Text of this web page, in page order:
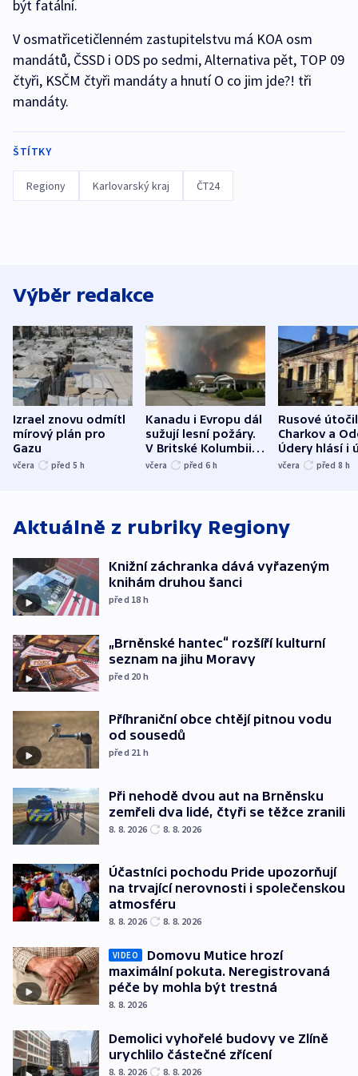
být fatální.
V osmatřicetičlenném zastupitelstvu má KOA osm
mandátů, ČSSD i ODS po sedmi, Alternativa pět, TOP 09
čtyři, KSČM čtyři mandáty a hnutí O co jim jde?! tři
mandáty.
ŠTÍTKY
Regiony Karlovarský kraj ČT24
Výběr redakce
Izrael znovu odmítl
mírový plán pro
Gazu
včera před 5 h
Kanadu i Evropu dál
sužují lesní požáry.
V Britské Kolumbii
evakuovali tisíce lidí
včera před 6 h
Rusové
Charkov a
Údery hlásí i
Bělgorodu
včera před 8 h
Aktuálně z rubriky Regiony
Knižní záchranka dává vyřazeným
knihám druhou šanci
před 18 h
„Brněnské hantec“ rozšíří kulturní
seznam na jihu Moravy
před 20 h
Příhraniční obce chtějí pitnou vodu
od sousedů
před 21 h
Při nehodě dvou aut na Brněnsku
zemřeli dva lidé, čtyři se těžce zranili
8. 8. 2026 8. 8. 2026
Účastníci pochodu Pride upozorňují
na trvající nerovnosti i společenskou
atmosféru
8. 8. 2026 8. 8. 2026
VIDEO
Domovu Mutice hrozí
maximální pokuta. Neregistrovaná
péče by mohla být trestná
8. 8. 2026
Demolici vyhořelé budovy ve Zlíně
urychlilo částečné zřícení
8. 8. 2026 8. 8. 2026